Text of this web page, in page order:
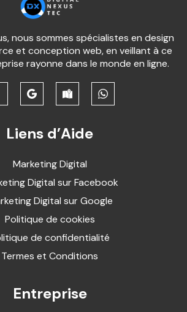
nous sommes spécialistes en design
et conception web, en veillant à ce
rayonne dans le monde en ligne.
Liens d’Aide
Marketing Digital
Digital sur Facebook
Digital sur Google
Politique de cookies
de confidentialité
Termes et Conditions
Entreprise